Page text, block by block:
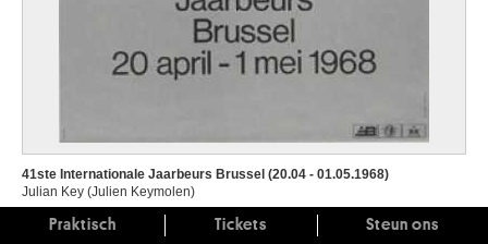
41ste Internationale Jaarbeurs Brussel (20.04 - 01.05.1968)
Julian Key (Julien Keymolen)
Praktisch Tickets Steun ons